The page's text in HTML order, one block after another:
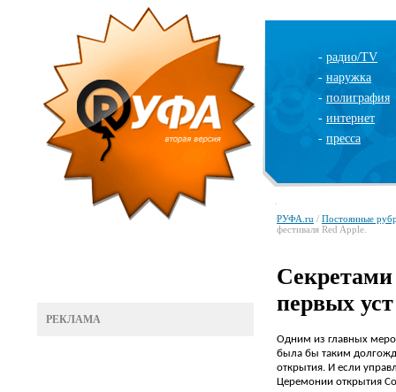
- радио/TV
- наружка
- полиграфия
- интернет
- пресса
РЕКЛАМА
РУФА.ru / Постоянные
фестиваля Red Apple.
первых
Одним из главных
была бы таким
открытия. И если
Церемонии открытия